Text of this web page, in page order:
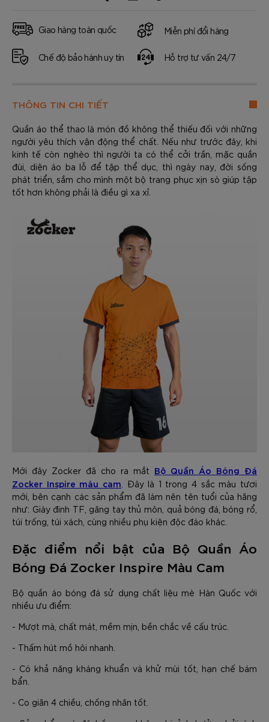
Giao hàng toàn quốc Miễn phí đổi hàng
Chế độ bảo hành uy tín Hỗ trợ tư vấn 24/7
THÔNG TIN CHI TIẾT
Quần áo thể thao là món đồ không thể thiếu đối với những
người yêu thích vận động thể chất. Nếu như trước đây, khi
kinh tế còn nghèo thì người ta có thể cởi trần, mặc quần
đùi, diện áo ba lỗ để tập thể dục, thì ngày nay, đời sống
phát triển, sắm cho mình một bộ trang phục xịn sò giúp tập
tốt hơn không phải là điều gì xa xỉ.
Mới đây Zocker đã cho ra mắt Bộ Quần Áo Bóng Đá
Zocker Inspire màu cam . Đây là 1 trong 4 sắc màu tươi
mới, bên cạnh các sản phẩm đã làm nên tên tuổi của hãng
như: Giày đinh TF, găng tay thủ môn, quả bóng đá, bóng rổ,
túi trống, túi xách, cùng nhiều phụ kiện độc đáo khác.
Đặc điểm nổi bật của Bộ Quần Áo
Bóng Đá Zocker Inspire Màu Cam
Bộ quần áo bóng đá sử dụng chất liệu mè Hàn Quốc với
nhiều ưu điểm:
- Mượt mà, chất mát, mềm mịn, bền chắc về cấu trúc.
- Thấm hút mồ hôi nhanh.
- Có khả năng kháng khuẩn và khử mùi tốt, hạn chế bám
bẩn.
- Co giãn 4 chiều, chống nhăn tốt.